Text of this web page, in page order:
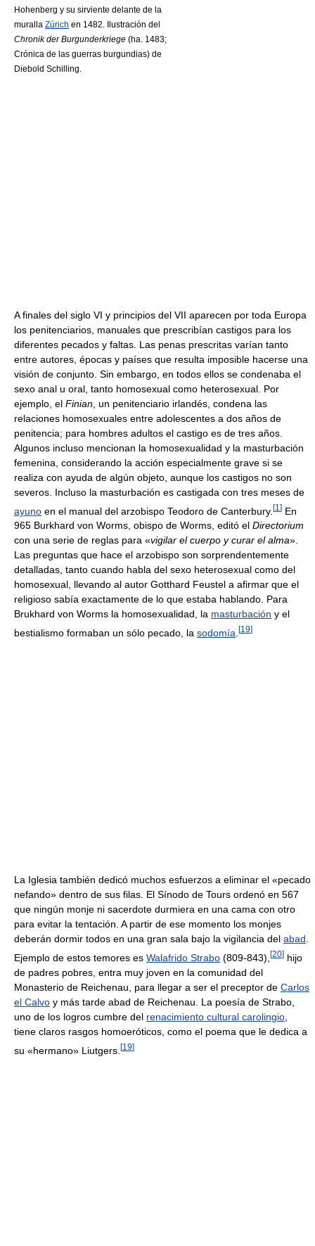
Hohenberg y su sirviente delante de la
muralla Zúrich en 1482. Ilustración del
Chronik der Burgunderkriege (ha. 1483;
Crónica de las guerras burgundias) de
Diebold Schilling.
A finales del siglo VI y principios del VII aparecen por toda Europa
los penitenciarios, manuales que prescribían castigos para los
diferentes pecados y faltas. Las penas prescritas varían tanto
entre autores, épocas y países que resulta imposible hacerse una
visión de conjunto. Sin embargo, en todos ellos se condenaba el
sexo anal u oral, tanto homosexual como heterosexual. Por
ejemplo, el Finian , un penitenciario irlandés, condena las
relaciones homosexuales entre adolescentes a dos años de
penitencia; para hombres adultos el castigo es de tres años.
Algunos incluso mencionan la homosexualidad y la masturbación
femenina, considerando la acción especialmente grave si se
realiza con ayuda de algún objeto, aunque los castigos no son
severos. Incluso la masturbación es castigada con tres meses de
ayuno en el manual del arzobispo Teodoro de Canterbury. [1 ] En
965 Burkhard von Worms, obispo de Worms, editó el Directorium
con una serie de reglas para «vigilar el cuerpo y curar el alma».
Las preguntas que hace el arzobispo son sorprendentemente
detalladas, tanto cuando habla del sexo heterosexual como del
homosexual, llevando al autor Gotthard Feustel a afirmar que el
religioso sabía exactamente de lo que estaba hablando. Para
Brukhard von Worms la homosexualidad, la masturbación y el
bestialismo formaban un sólo pecado, la sodomía [19]
La Iglesia también dedicó muchos esfuerzos a eliminar el «pecado
nefando» dentro de sus filas. El Sínodo de Tours ordenó en 567
que ningún monje ni sacerdote durmiera en una cama con otro
para evitar la tentación. A partir de ese momento los monjes
deberán dormir todos en una gran sala bajo la vigilancia del abad
Ejemplo de estos temores es Walafrido Strabo (809-843), [20] hijo
de padres pobres, entra muy joven en la comunidad del
Monasterio de Reichenau, para llegar a ser el preceptor de Carlos
el Calvo y más tarde abad de Reichenau. La poesía de Strabo,
uno de los logros cumbre del renacimiento cultural carolingio
tiene claros rasgos homoeróticos, como el poema que le dedica a
su «hermano» Liutgers. [19]